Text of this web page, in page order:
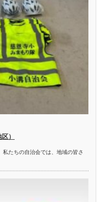
）
たちの自治会では、地域の皆さ